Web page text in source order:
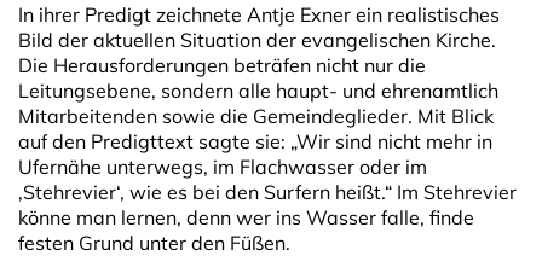
In ihrer Predigt zeichnete Antje Exner ein realistisches
Bild der aktuellen Situation der evangelischen Kirche.
Die Herausforderungen beträfen nicht nur die
Leitungsebene, sondern alle haupt- und ehrenamtlich
Mitarbeitenden sowie die Gemeindeglieder. Mit Blick
auf den Predigttext sagte sie: „Wir sind nicht mehr in
Ufernähe unterwegs, im Flachwasser oder im
,Stehrevier‘, wie es bei den Surfern heißt.“ Im Stehrevier
könne man lernen, denn wer ins Wasser falle, finde
festen Grund unter den Füßen.